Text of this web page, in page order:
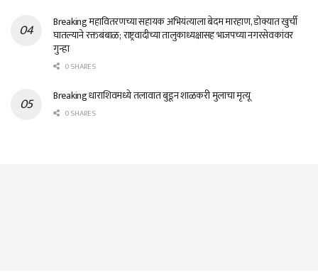
Breaking महावितरणच्या सहायक अभियंत्याला बेदम मारहाण, डोक्यात खुर्ची
घातल्याने रक्तबंबाळ; राष्ट्रवादीच्या तालुकाध्यक्षासह भाजपच्या नगरसेवकांवर
गुन्हा
0 SHARES
Breaking धाराशिवमध्ये तलावात बुडून शाळकरी मुलाचा मृत्यू
0 SHARES